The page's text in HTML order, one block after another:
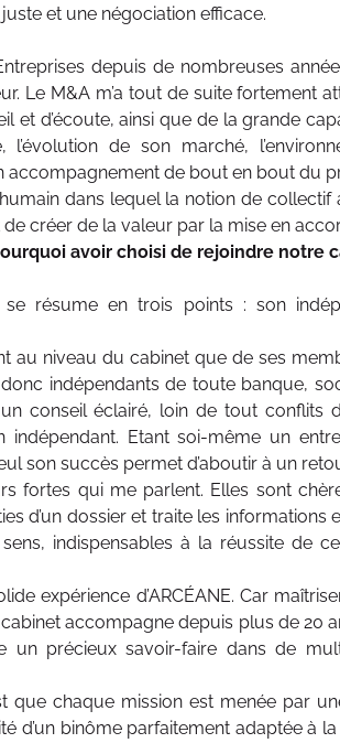
et une négociation efficace.
depuis de nombreuses
Le M&A m’a tout de suite fortement
et d’écoute, ainsi que de la grande
de son marché,
accompagnement de bout en bout du
dans lequel la notion de
de créer de la valeur par la mise en
avoir choisi de rejoindre notre
se résume en trois points : son
au niveau du cabinet que de ses
indépendants de toute banque,
conseil éclairé, loin de tout conflits
Etant soi-même un
son succès permet d’aboutir à un
fortes qui me parlent. Elles sont
d’un dossier et traite les
indispensables à la réussite de
expérience d’ARCÉANE. Car
accompagne depuis plus de 20
précieux savoir-faire dans de
que chaque mission est menée par
d’un binôme parfaitement adaptée à